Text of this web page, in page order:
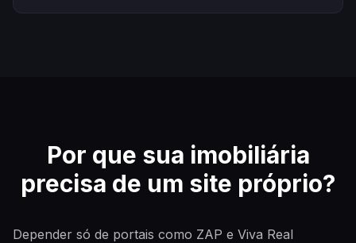
Por que sua imobiliária
precisa de um site próprio?
Depender só de portais como ZAP e Viva Real